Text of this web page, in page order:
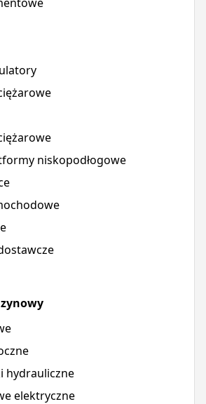
niskopodłogowe
hydrauliczne
elektryczne